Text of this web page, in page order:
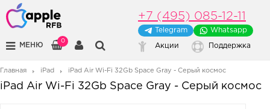
МЕНЮ
0
+7 (495) 085-12-11
Telegram Whatsapp
Акции Поддержка
Главная iPad iPad Air Wi-Fi 32Gb Space Gray - Серый космос
iPad Air Wi-Fi 32Gb Space Gray - Серый космос